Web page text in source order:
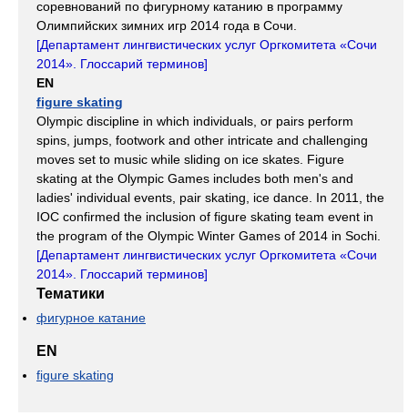
соревнований по фигурному катанию в программу
Олимпийских зимних игр 2014 года в Сочи.
[Департамент лингвистических услуг Оргкомитета «Сочи
2014». Глоссарий терминов]
EN
figure skating
Olympic discipline in which individuals, or pairs perform
spins, jumps, footwork and other intricate and challenging
moves set to music while sliding on ice skates. Figure
skating at the Olympic Games includes both men's and
ladies' individual events, pair skating, ice dance. In 2011, the
IOC confirmed the inclusion of figure skating team event in
the program of the Olympic Winter Games of 2014 in Sochi.
[Департамент лингвистических услуг Оргкомитета «Сочи
2014». Глоссарий терминов]
Тематики
фигурное катание
EN
figure skating